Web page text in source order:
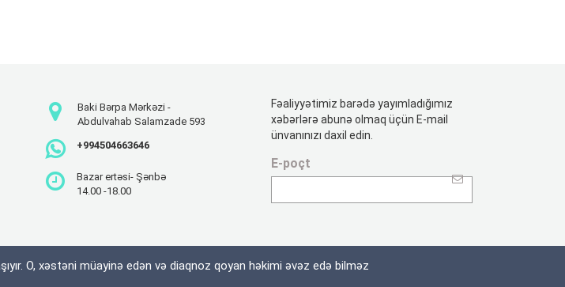
Baki Bərpa Mərkəzi -
Abdulvahab Salamzade 593
+994504663646
Bazar ertəsi- Şənbə
14.00 -18.00
Fəaliyyətimiz barədə yayımladığımız
xəbərlərə abunə olmaq üçün E-mail
ünvanınızı daxil edin.
E-poçt
O, xəstəni müayinə edən və diaqnoz qoyan həkimi əvəz edə bilməz